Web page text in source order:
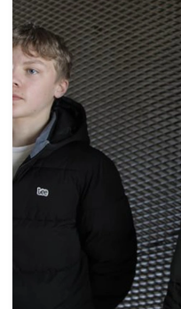
sosialt medium hvor
deler søskenparet
fram opp og
Angelika og Selene